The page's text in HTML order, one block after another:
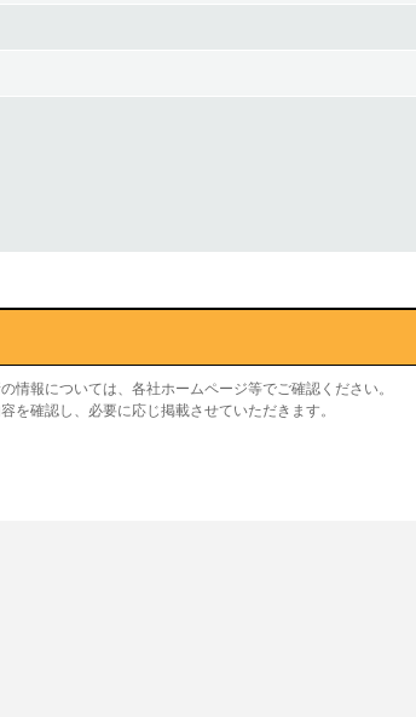
報については、各社ホームページ等でご確認ください。
を確認し、必要に応じ掲載させていただきます。